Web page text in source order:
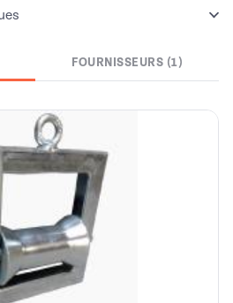
FOURNISSEURS (1)